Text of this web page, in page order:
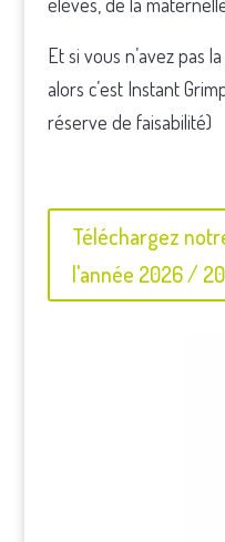
Et si vous n’avez pas
alors c’est Instant
réserve de faisabilité)
Téléchargez
l'année 2026 /